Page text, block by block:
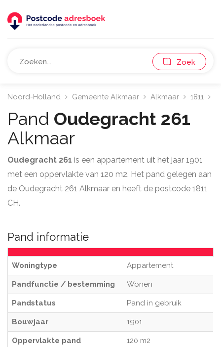
Zoek
Noord-Holland Gemeente Alkmaar Alkmaar 1811
Pand Oudegracht 261
Alkmaar
Oudegracht 261 is een appartement uit het jaar 1901
met een oppervlakte van 120 m2. Het pand gelegen aan
de Oudegracht 261 Alkmaar en heeft de postcode 1811
CH.
Pand informatie
Woningtype Appartement
Pandfunctie / bestemming Wonen
Pandstatus Pand in gebruik
Bouwjaar 1901
Oppervlakte pand 120 m2